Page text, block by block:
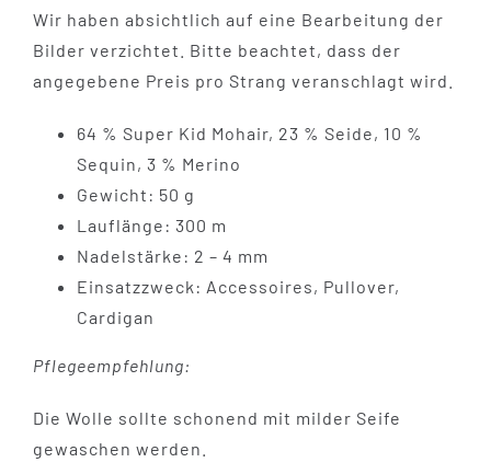
Wir haben absichtlich auf eine Bearbeitung der
Bilder verzichtet. Bitte beachtet, dass der
angegebene Preis pro Strang veranschlagt wird.
64 % Super Kid Mohair, 23 % Seide, 10 %
Sequin, 3 % Merino
Gewicht: 50 g
Lauflänge: 300 m
Nadelstärke: 2 – 4 mm
Einsatzzweck: Accessoires, Pullover,
Cardigan
Pflegeempfehlung:
Die Wolle sollte schonend mit milder Seife
gewaschen werden.